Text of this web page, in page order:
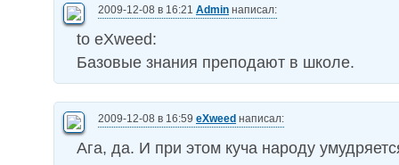
2009-12-08 в 16:21 Admin написал:
to eXweed:
Базовые знания преподают в школе.
2009-12-08 в 16:59 eXweed написал:
Ага, да. И при этом куча народу